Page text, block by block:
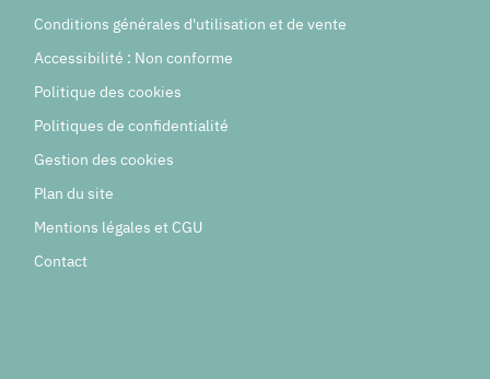
Conditions générales d'utilisation et de vente
Accessibilité : Non conforme
Politique des cookies
Politiques de confidentialité
Gestion des cookies
Plan du site
Mentions légales et CGU
Contact